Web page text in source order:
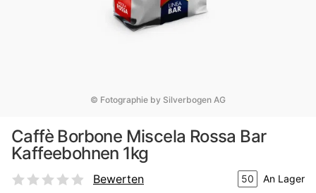
© Fotographie by Silverbogen AG
Caffè Borbone Miscela Rossa Bar
Kaffeebohnen 1kg
Bewerten 50 An Lager